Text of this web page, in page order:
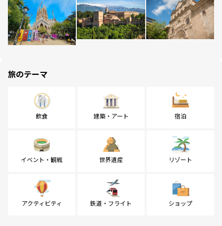
旅のテーマ
飲食 建築・アート 宿泊
イベント・観戦 世界遺産 リゾート
アクティビティ 鉄道・フライト ショップ